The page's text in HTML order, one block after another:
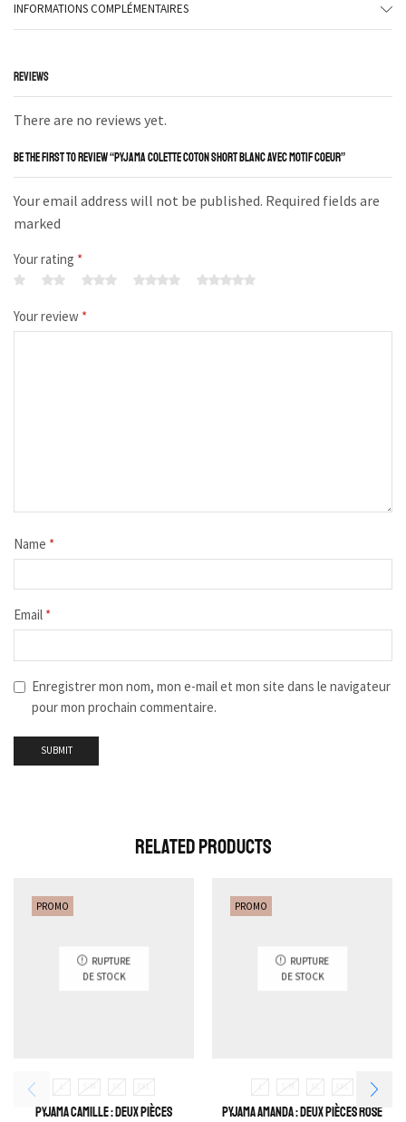
INFORMATIONS COMPLÉMENTAIRES
REVIEWS
There are no reviews yet.
BE THE FIRST TO REVIEW “PYJAMA COLETTE COTON SHORT BLANC AVEC MOTIF COEUR”
Your email address will not be published. Required fields are
marked
Your rating *
Your review *
Name *
Email *
Enregistrer mon nom, mon e-mail et mon site dans le navigateur
pour mon prochain commentaire.
Related Products
PROMO
RUPTURE
DE STOCK
L S/M XL XXL
Pyjama Camille : Deux pièces
PROMO
RUPTURE
DE STOCK
L S/M XL XXL
Pyjama Amanda : Deux pièces rose